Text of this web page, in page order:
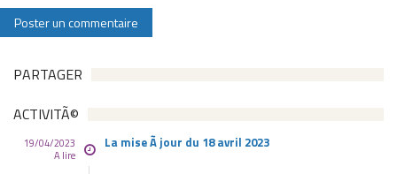
PARTAGER
ACTIVITÃ©
19/04/2023
A lire
La mise Ã jour du 18 avril 2023